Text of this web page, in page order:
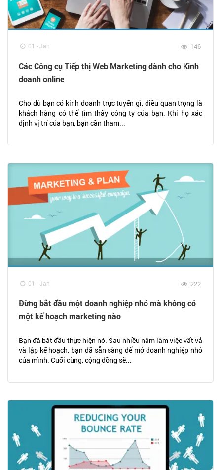
01 - Jan 146
Các Công cụ Tiếp thị Web Marketing dành cho Kinh
doanh online
Cho dù bạn có kinh doanh trực tuyến gì, điều quan trọng là
khách hàng có thể tìm thấy công ty của bạn. Khi họ xác
định vị trí của bạn, bạn cần tham...
01 - Jan 222
Đừng bắt đầu một doanh nghiệp nhỏ mà không có
một kế hoạch marketing nào
Bạn đã bắt đầu thực hiện nó. Sau nhiều năm làm việc vất vả
và lập kế hoạch, bạn đã sẵn sàng để mở doanh nghiệp nhỏ
của mình. Cuối cùng, cộng đồng sẽ...